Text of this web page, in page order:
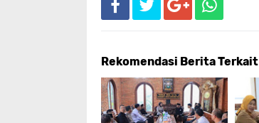
Rekomendasi Berita Terkait